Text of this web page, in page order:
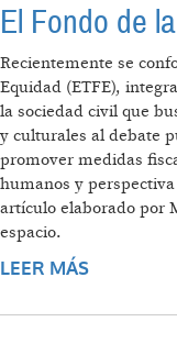
El Fondo de
Recientemente se
Equidad (ETFE),
la sociedad civil que
y culturales al debate
promover medidas
humanos y
artículo elaborado por
espacio.
LEER MÁS